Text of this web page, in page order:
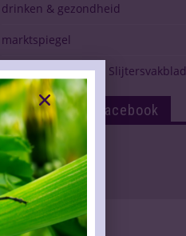
drinken & gezondheid
marktspiegel
Verschijning Drinks Slijtersvakblad
Volg Ons Op Facebook